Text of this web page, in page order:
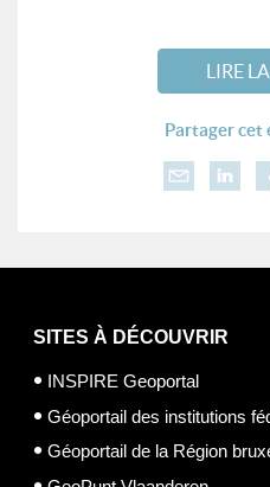
LIRE
Partager cet
SITES À DÉCOUVRIR
INSPIRE Geoportal
Géoportail des institutions
Géoportail de la Région